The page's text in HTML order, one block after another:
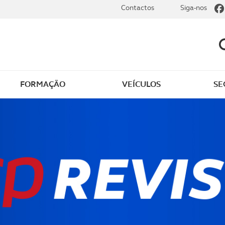
FORMAÇÃO VEÍCULOS
Único de Circulação
sobre veículos
Serviço de importação de
veículos
Contactos Siga-nos